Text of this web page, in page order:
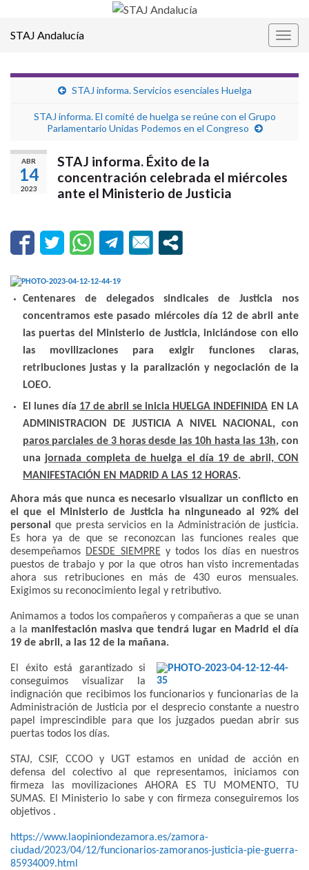
STAJ Andalucía
STAJ informa. Servicios esenciales Huelga
STAJ informa. El comité de huelga se reúne con el Grupo
Parlamentario Unidas Podemos en el Congreso
ABR
14
2023
STAJ informa. Éxito de la
concentración celebrada el miércoles
ante el Ministerio de Justicia
Centenares de delegados sindicales de Justicia nos
concentramos este pasado miércoles día 12 de abril ante
las puertas del Ministerio de Justicia, iniciándose con ello
las movilizaciones para exigir funciones claras,
retribuciones justas y la paralización y negociación de la
LOEO.
El lunes día 17 de abril se inicia HUELGA INDEFINIDA EN LA
ADMINISTRACION DE JUSTICIA A NIVEL NACIONAL, con
paros parciales de 3 horas desde las 10h hasta las 13h, con
unajornada completa de huelga el día 19 de abril, CON
MANIFESTACIÓN EN MADRID A LAS 12 HORAS.
Ahora más que nunca es necesario visualizar un conflicto en
el que el Ministerio de Justicia ha ninguneado al 92% del
personal
que presta servicios en la Administración de justicia.
Es hora ya de que se reconozcan las funciones reales que
desempeñamos DESDE SIEMPREy todos los días en nuestros
puestos de trabajo y por la que otros han visto incrementadas
ahora sus retribuciones en más de 430 euros mensuales.
Exigimos su reconocimiento legal y retributivo.
Animamos a todos los compañeros y compañeras a que se unan
a la manifestación masiva que tendrá lugar en Madrid el día
19 de abril, a las 12 de la mañana.
El éxito está garantizado si
conseguimos visualizar la
indignación que recibimos los funcionarios y funcionarias de la
Administración de Justicia por el desprecio constante a nuestro
papel imprescindible para que los juzgados puedan abrir sus
puertas todos los días.
STAJ, CSIF, CCOO y UGT estamos en unidad de acción en
defensa del colectivo al que representamos, iniciamos con
firmeza las movilizaciones AHORA ES TU MOMENTO, TU
SUMAS. El Ministerio lo sabe y con firmeza conseguiremos los
objetivos .
https://www.laopiniondezamora.es/zamora-
ciudad/2023/04/12/funcionarios-zamoranos-justicia-pie-guerra-
85934009.html